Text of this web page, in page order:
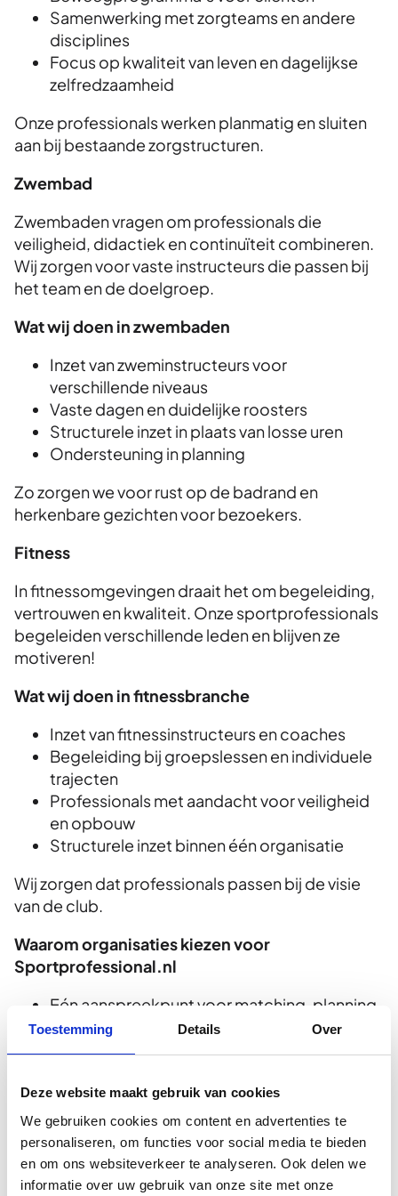
Toestemming Details Over
Deze website maakt gebruik van cookies
We gebruiken cookies om content en advertenties te
personaliseren, om functies voor social media te bieden
en om ons websiteverkeer te analyseren. Ook delen we
informatie over uw gebruik van onze site met onze
Samenwerking met zorgteams en andere
disciplines
Focus op kwaliteit van leven en dagelijkse
zelfredzaamheid
Onze professionals werken planmatig en sluiten
aan bij bestaande zorgstructuren.
Zwembad
Zwembaden vragen om professionals die
veiligheid, didactiek en continuïteit combineren.
Wij zorgen voor vaste instructeurs die passen bij
het team en de doelgroep.
Wat wij doen in zwembaden
Inzet van zweminstructeurs voor
verschillende niveaus
Vaste dagen en duidelijke roosters
Structurele inzet in plaats van losse uren
Ondersteuning in planning
Zo zorgen we voor rust op de badrand en
herkenbare gezichten voor bezoekers.
Fitness
In fitnessomgevingen draait het om begeleiding,
vertrouwen en kwaliteit. Onze sportprofessionals
begeleiden verschillende leden en blijven ze
motiveren!
Wat wij doen in fitnessbranche
Inzet van fitnessinstructeurs en coaches
Begeleiding bij groepslessen en individuele
trajecten
Professionals met aandacht voor veiligheid
en opbouw
Structurele inzet binnen één organisatie
Wij zorgen dat professionals passen bij de visie
van de club.
Waarom organisaties kiezen voor
Sportprofessional.nl
Eén aanspreekpunt voor matching, planning
en begeleiding
Gekwalificeerdeen gediplomeerde experts
oplossingen
Rust en continuïteit op de werkvloer
Wij zoeken geen snelle oplossing, maar bouwen
aan langdurige samenwerkingen.